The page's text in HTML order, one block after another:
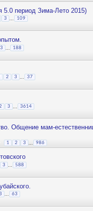
5.0 период Зима-Лето 2015)
3 109
3 188
2 3 37
3 3614
Общение мам-
1 2 3 986
3 588
... 63